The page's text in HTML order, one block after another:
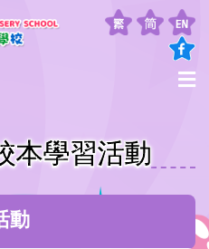
本學習活動
動